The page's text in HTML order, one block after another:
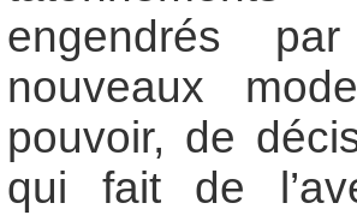
engendrés
nouveaux
pouvoir, de
qui fait de